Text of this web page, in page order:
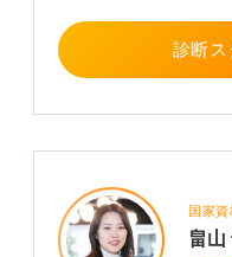
資格の代わりに「なぜ
貢献をしたいか」を丁
の経験から生まれた強
リーとして、言語化す
診断ス
国家
畠山